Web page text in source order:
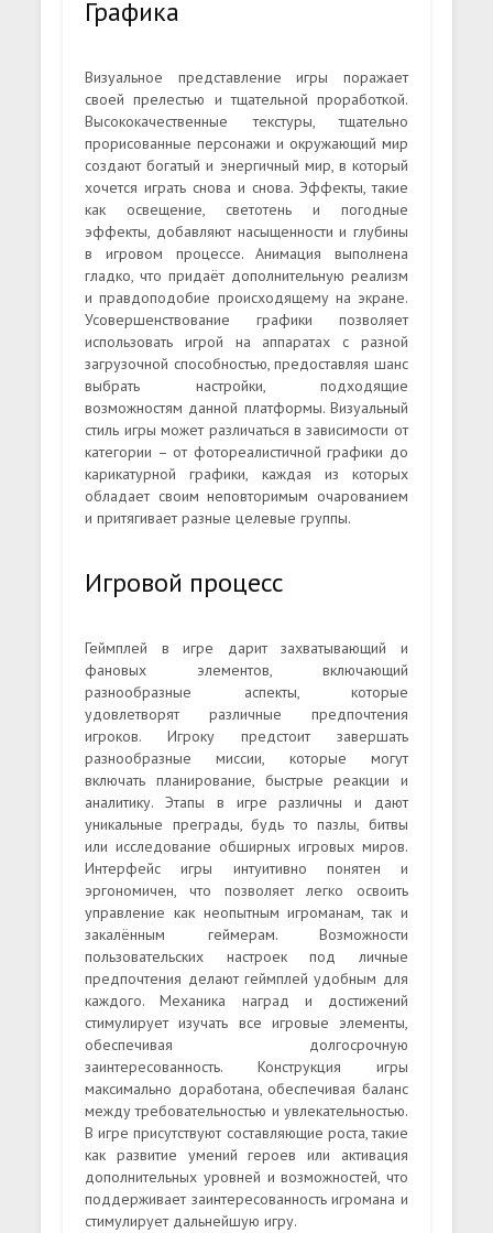
Графика
Визуальное представление игры поражает
своей прелестью и тщательной проработкой.
Высококачественные текстуры, тщательно
прорисованные персонажи и окружающий мир
создают богатый и энергичный мир, в который
хочется играть снова и снова. Эффекты, такие
как освещение, светотень и погодные
эффекты, добавляют насыщенности и глубины
в игровом процессе. Анимация выполнена
гладко, что придаёт дополнительную реализм
и правдоподобие происходящему на экране.
Усовершенствование графики позволяет
использовать игрой на аппаратах с разной
загрузочной способностью, предоставляя шанс
выбрать настройки, подходящие
возможностям данной платформы. Визуальный
стиль игры может различаться в зависимости от
категории – от фотореалистичной графики до
карикатурной графики, каждая из которых
обладает своим неповторимым очарованием
и притягивает разные целевые группы.
Игровой процесс
Геймплей в игре дарит захватывающий и
фановых элементов, включающий
разнообразные аспекты, которые
удовлетворят различные предпочтения
игроков. Игроку предстоит завершать
разнообразные миссии, которые могут
включать планирование, быстрые реакции и
аналитику. Этапы в игре различны и дают
уникальные преграды, будь то пазлы, битвы
или исследование обширных игровых миров.
Интерфейс игры интуитивно понятен и
эргономичен, что позволяет легко освоить
управление как неопытным игроманам, так и
закалённым геймерам. Возможности
пользовательских настроек под личные
предпочтения делают геймплей удобным для
каждого. Механика наград и достижений
стимулирует изучать все игровые элементы,
обеспечивая долгосрочную
заинтересованность. Конструкция игры
максимально доработана, обеспечивая баланс
между требовательностью и увлекательностью.
В игре присутствуют составляющие роста, такие
как развитие умений героев или активация
дополнительных уровней и возможностей, что
поддерживает заинтересованность игромана и
стимулирует дальнейшую игру.